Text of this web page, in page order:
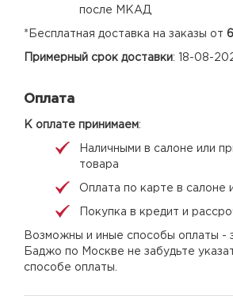
после МКАД
*Бесплатная доставка на заказы от
Примерный срок доставки: 18-08-
Оплата
К оплате принимаем:
Наличными в салоне или
товара
Оплата по карте в салоне
Покупка в кредит и
Возможны и иные способы оплаты -
Баджо по Москве не забудьте
способе оплаты.